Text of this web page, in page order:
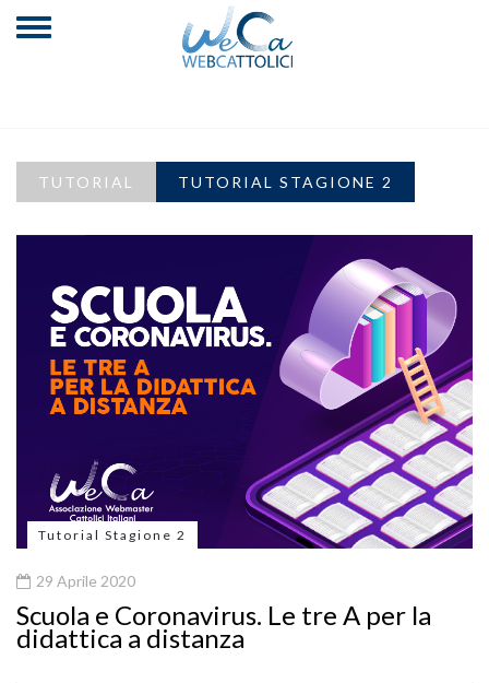
TUTORIAL TUTORIAL STAGIONE 2
Tutorial Stagione 2
29 Aprile 2020
Scuola e Coronavirus. Le tre A per la
didattica a distanza